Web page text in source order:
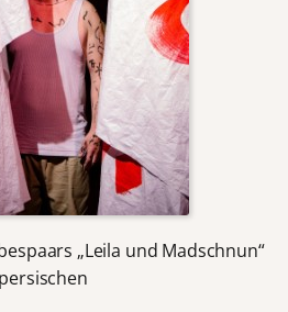
„Leila und Madschnun“